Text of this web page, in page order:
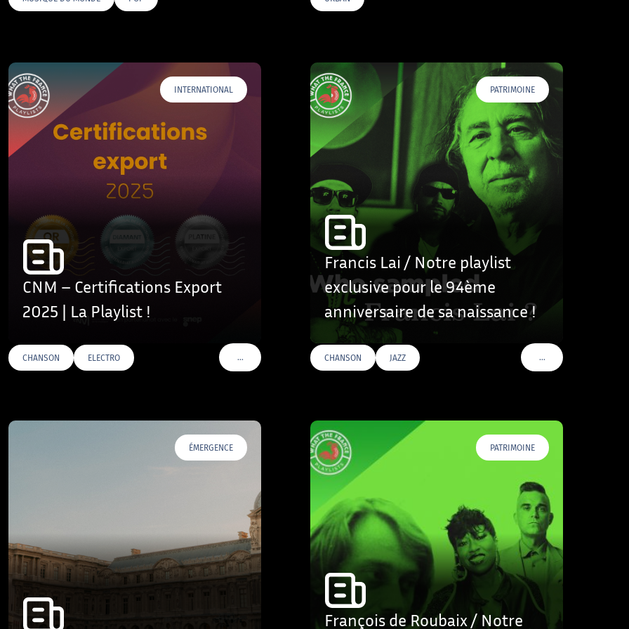
INTERNATIONAL
CNM – Certifications Export
2025 | La Playlist !
CHANSON ELECTRO …VOIR PLUS DE TAGS
PATRIMOINE
Francis Lai / Notre playlist
exclusive pour le 94ème
anniversaire de sa naissance !
CHANSON JAZZ …VOIR PLUS DE TAGS
ÉMERGENCE PATRIMOINE
François de Roubaix / Notre